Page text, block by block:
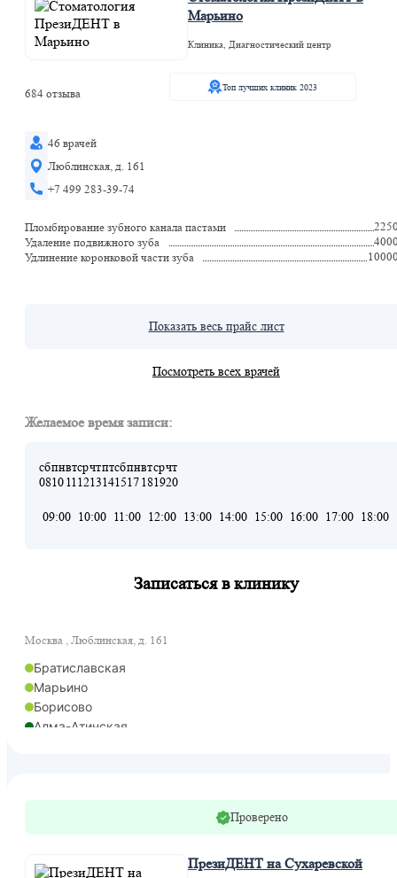
Марьино
Клиника, Диагностический центр
684 отзыва
Топ лучших клиник 2023
46 врачей
Люблинская, д. 161
+7 499 283-39-74
Пломбирование зубного канала пастами
Удаление подвижного зуба
Удлинение коронковой части зуба
Показать весь прайс лист
Посмотреть всех врачей
Желаемое время записи:
сб
08
пн
10
вт
11
ср
12
чт
13
пт
14
сб
15
пн
17
вт
18
ср
19
чт
20
09:00 10:00 11:00 12:00 13:00 14:00 15:00 16:00 17:00 18:00
Записаться в клинику
Москва , Люблинская, д. 161
Братиславская
Марьино
Борисово
Алма-Атинская
Проверено
ПрезиДЕНТ на Сухаревской